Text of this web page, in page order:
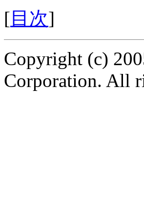
[ 目次]
Copyright (c)
Corporation. All